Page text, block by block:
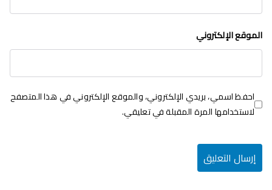
الموقع الإلكتروني
احفظ اسمي، بريدي الإلكتروني، والموقع الإلكتروني في هذا المتصفح
لاستخدامها المرة المقبلة في تعليقي.